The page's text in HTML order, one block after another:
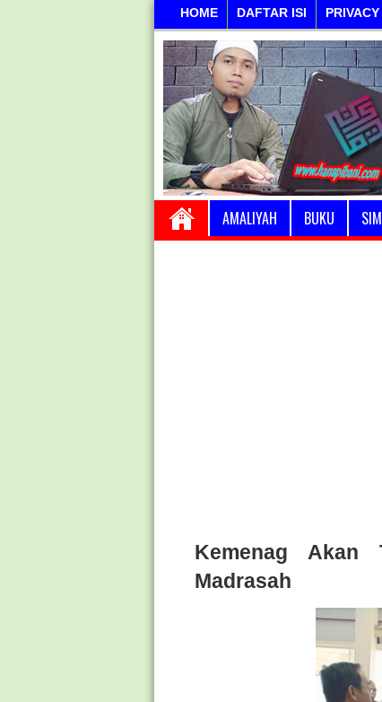
HOME DAFTAR ISI
AMALIYAH BUKU
Kemenag Akan
Madrasah